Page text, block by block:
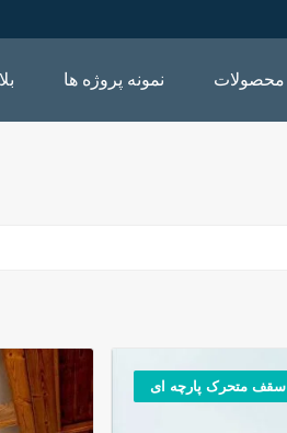
محصولات نمونه پروژه ها
سقف متحرک پارچه ای